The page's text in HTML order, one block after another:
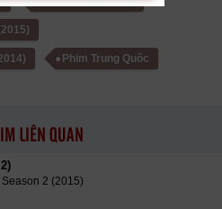
Phim Trung Quốc
LIÊN QUAN
2 (2015)